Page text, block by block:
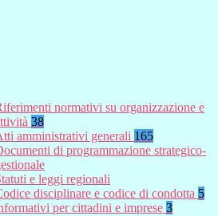
normativi su organizzazione e
38
amministrativi generali 165
di programmazione strategico-
e leggi regionali
disciplinare e codice di condotta 5
per cittadini e imprese 3